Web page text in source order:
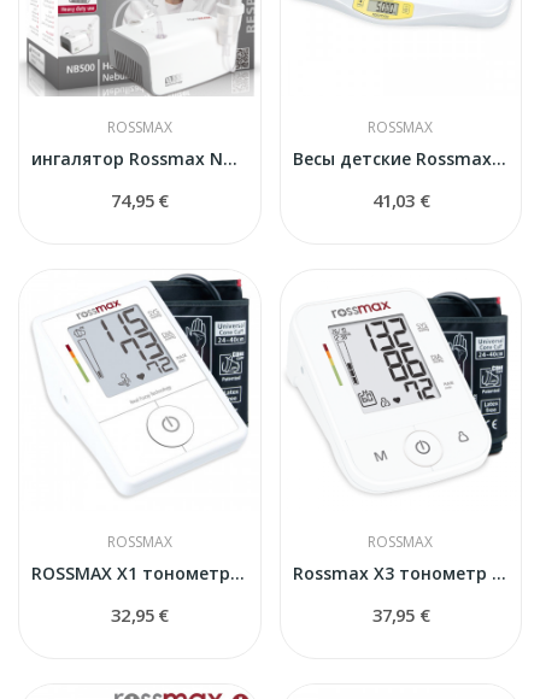
ROSSMAX
ингалятор Rossmax NB500 Pro
74,95 €
ROSSMAX
Весы детские Rossmax WE300
41,03 €
ROSSMAX
ROSSMAX X1 тонометр автоматический
32,95 €
ROSSMAX
Rossmax X3 тонометр автоматический
37,95 €